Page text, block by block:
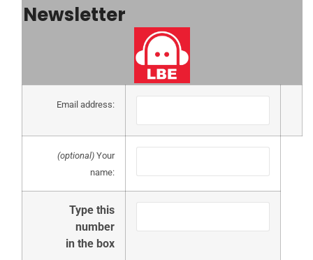
Newsletter
Email address:
(optional) Your
name:
Type this
number
in the box